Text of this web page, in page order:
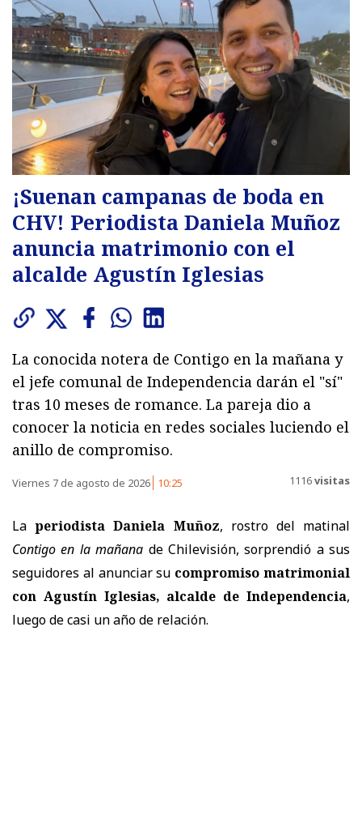
¡Suenan campanas de boda en
CHV! Periodista Daniela Muñoz
anuncia matrimonio con el
alcalde Agustín Iglesias
La conocida notera de Contigo en la mañana y
el jefe comunal de Independencia darán el "sí"
tras 10 meses de romance. La pareja dio a
conocer la noticia en redes sociales luciendo el
anillo de compromiso.
Viernes 7 de agosto de 2026 10:25 1116visitas
Laperiodista Daniela Muñoz, rostro del matinal
Contigo en la mañana de Chilevisión, sorprendió a sus
seguidores al anunciar su compromiso matrimonial
con Agustín Iglesias, alcalde de Independencia,
luego de casi un año de relación.